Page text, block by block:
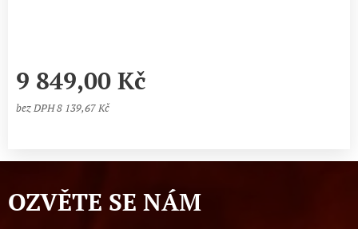
9 849,00 Kč
bez DPH 8 139,67 Kč
OZVĚTE SE NÁM